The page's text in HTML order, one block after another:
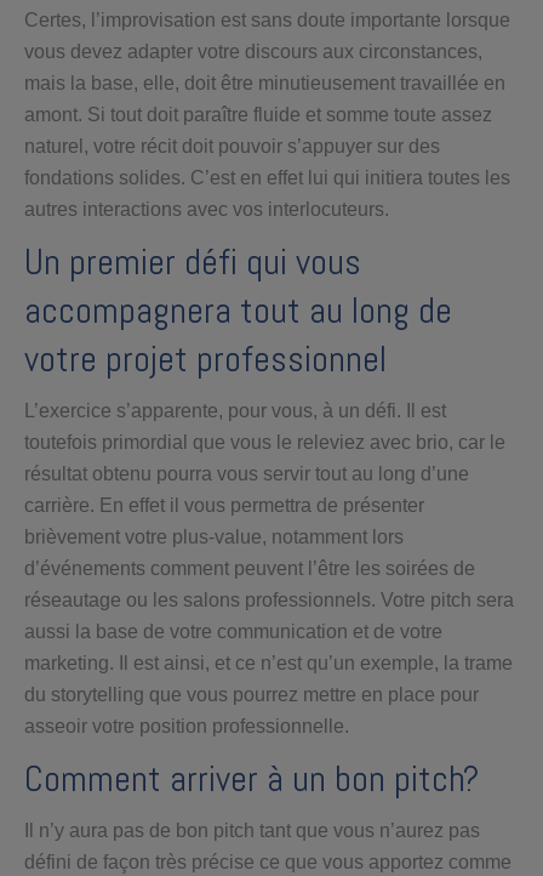
Certes, l’improvisation est sans doute importante lorsque
vous devez adapter votre discours aux circonstances,
mais la base, elle, doit être minutieusement travaillée en
amont. Si tout doit paraître fluide et somme toute assez
naturel, votre récit doit pouvoir s’appuyer sur des
fondations solides. C’est en effet lui qui initiera toutes les
autres interactions avec vos interlocuteurs.
Un premier défi qui vous
accompagnera tout au long de
votre projet professionnel
L’exercice s’apparente, pour vous, à un défi. Il est
toutefois primordial que vous le releviez avec brio, car le
résultat obtenu pourra vous servir tout au long d’une
carrière. En effet il vous permettra de présenter
brièvement votre plus-value, notamment lors
d’événements comment peuvent l’être les soirées de
réseautage ou les salons professionnels. Votre pitch sera
aussi la base de votre communication et de votre
marketing. Il est ainsi, et ce n’est qu’un exemple, la trame
du storytelling que vous pourrez mettre en place pour
asseoir votre position professionnelle.
Comment arriver à un bon pitch?
Il n’y aura pas de bon pitch tant que vous n’aurez pas
défini de façon très précise ce que vous apportez comme